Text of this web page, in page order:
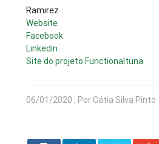
Ramirez
Website
Facebook
Linkedin
Site do projeto Functionaltuna
06/01/2020 , Por Cátia Silva Pinto